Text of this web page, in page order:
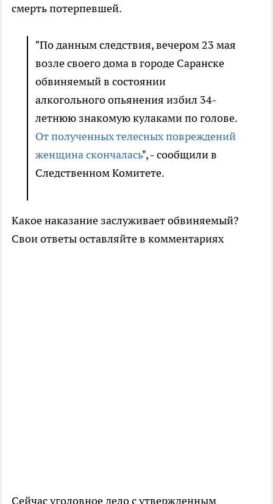
смерть потерпевшей.
"По данным следствия, вечером 23 мая
возле своего дома в городе Саранске
обвиняемый в состоянии
алкогольного опьянения избил 34-
летнюю знакомую кулаками по голове.
От полученных телесных повреждений
женщина скончалась", - сообщили в
Следственном Комитете.
Какое наказание заслуживает обвиняемый?
Свои ответы оставляйте в комментариях
Сейчас уголовное дело с утвержденным